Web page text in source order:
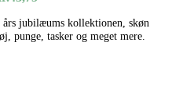
pris
er:
jubilæums kollektionen, skøn
punge, tasker og meget mere.